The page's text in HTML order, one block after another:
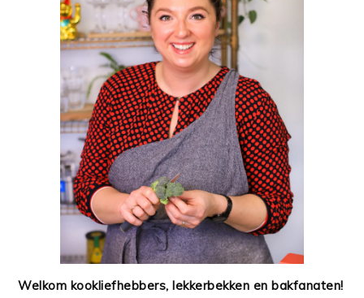
Welkom kookliefhebbers, lekkerbekken en bakfanaten!